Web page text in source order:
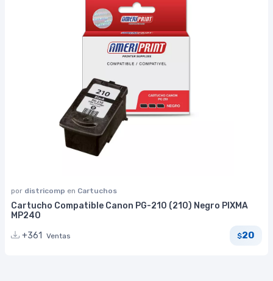
por districomp en Cartuchos
Cartucho Compatible Canon PG-210 (210) Negro PIXMA
MP240
+361
Ventas $20